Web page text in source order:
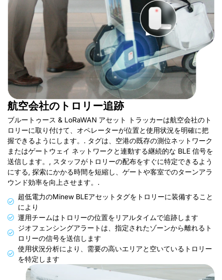
航空会社のトロリー追跡
ブルートゥース & LoRaWAN アセット トラッカーは航空会社のト
ロリーに取り付けて、オペレーターが位置と使用状況を明確に把
握できるようにします。. タグは、空港の既存の測位ネットワーク
またはゲートウェイ ネットワークと連動する継続的な BLE 信号を
送信します。, スタッフがトロリーの配布をすぐに特定できるよう
にする, 探索にかかる時間を短縮し、ゲートや客室でのターンアラ
ウンド効率を向上させます。.
超低電力のMinew BLEアセットタグをトロリーに装備すること
により
運用チームはトロリーの位置をリアルタイムで追跡します
ジオフェンシングアラートは、指定されたゾーンから離れるト
ロリーの信号を送信します
使用状況分析により、需要の高いエリアと空いているトロリー
を特定します